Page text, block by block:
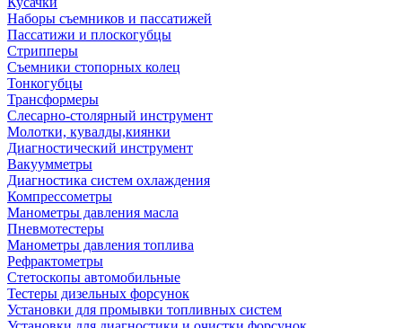
Наборы съемников и пассатижей
Пассатижи и плоскогубцы
Стрипперы
Съемники стопорных колец
Тонкогубцы
Трансформеры
Слесарно-столярный инструмент
Молотки, кувалды,киянки
Диагностический инструмент
Вакуумметры
Диагностика систем охлаждения
Компрессометры
Манометры давления масла
Пневмотестеры
Манометры давления топлива
Рефрактометры
Стетоскопы автомобильные
Тестеры дизельных форсунок
Установки для промывки топливных систем